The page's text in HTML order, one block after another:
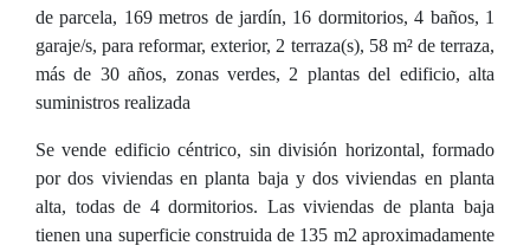
de parcela, 169 metros de jardín, 16 dormitorios, 4 baños, 1
garaje/s, para reformar, exterior, 2 terraza(s), 58 m² de terraza,
más de 30 años, zonas verdes, 2 plantas del edificio, alta
suministros realizada
Se vende edificio céntrico, sin división horizontal, formado
por dos viviendas en planta baja y dos viviendas en planta
alta, todas de 4 dormitorios. Las viviendas de planta baja
tienen una superficie construida de 135 m2 aproximadamente